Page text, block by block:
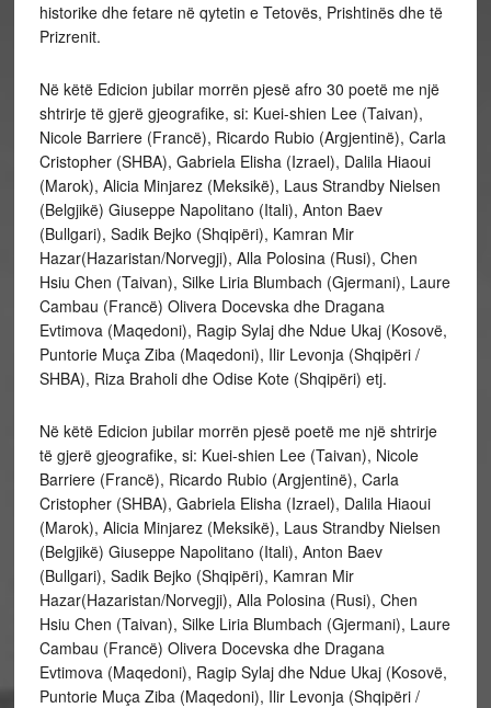
historike dhe fetare në qytetin e Tetovës, Prishtinës dhe të
Prizrenit.
Në këtë Edicion jubilar morrën pjesë afro 30 poetë me një
shtrirje të gjerë gjeografike, si: Kuei-shien Lee (Taivan),
Nicole Barriere (Francë), Ricardo Rubio (Argjentinë), Carla
Cristopher (SHBA), Gabriela Elisha (Izrael), Dalila Hiaoui
(Marok), Alicia Minjarez (Meksikë), Laus Strandby Nielsen
(Belgjikë) Giuseppe Napolitano (Itali), Anton Baev
(Bullgari), Sadik Bejko (Shqipëri), Kamran Mir
Hazar(Hazaristan/Norvegji), Alla Polosina (Rusi), Chen
Hsiu Chen (Taivan), Silke Liria Blumbach (Gjermani), Laure
Cambau (Francë) Olivera Docevska dhe Dragana
Evtimova (Maqedoni), Ragip Sylaj dhe Ndue Ukaj (Kosovë,
Puntorie Muça Ziba (Maqedoni), Ilir Levonja (Shqipëri /
SHBA), Riza Braholi dhe Odise Kote (Shqipëri) etj.
Në këtë Edicion jubilar morrën pjesë poetë me një shtrirje
të gjerë gjeografike, si: Kuei-shien Lee (Taivan), Nicole
Barriere (Francë), Ricardo Rubio (Argjentinë), Carla
Cristopher (SHBA), Gabriela Elisha (Izrael), Dalila Hiaoui
(Marok), Alicia Minjarez (Meksikë), Laus Strandby Nielsen
(Belgjikë) Giuseppe Napolitano (Itali), Anton Baev
(Bullgari), Sadik Bejko (Shqipëri), Kamran Mir
Hazar(Hazaristan/Norvegji), Alla Polosina (Rusi), Chen
Hsiu Chen (Taivan), Silke Liria Blumbach (Gjermani), Laure
Cambau (Francë) Olivera Docevska dhe Dragana
Evtimova (Maqedoni), Ragip Sylaj dhe Ndue Ukaj (Kosovë,
Puntorie Muça Ziba (Maqedoni), Ilir Levonja (Shqipëri /